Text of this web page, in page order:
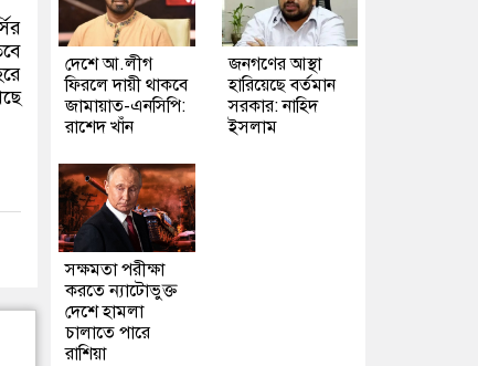
দেশে আ.লীগ
ফিরলে দায়ী থাকবে
জামায়াত-এনসিপি:
রাশেদ খাঁন
জনগণের আস্থা
হারিয়েছে বর্তমান
সরকার: নাহিদ
ইসলাম
সক্ষমতা পরীক্ষা
করতে ন্যাটোভুক্ত
দেশে হামলা
চালাতে পারে
রাশিয়া